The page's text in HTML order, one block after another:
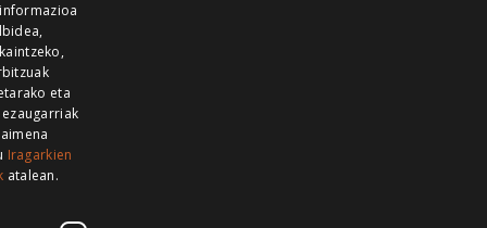
GUKA
eta
Iragarkien
atalean.